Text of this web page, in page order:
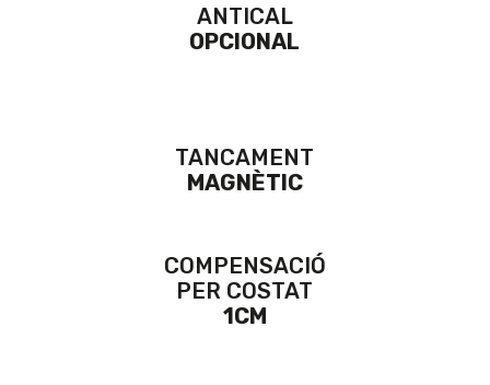
ANTICAL
OPCIONAL
TANCAMENT
MAGNÈTIC
COMPENSACIÓ
PER COSTAT
1CM